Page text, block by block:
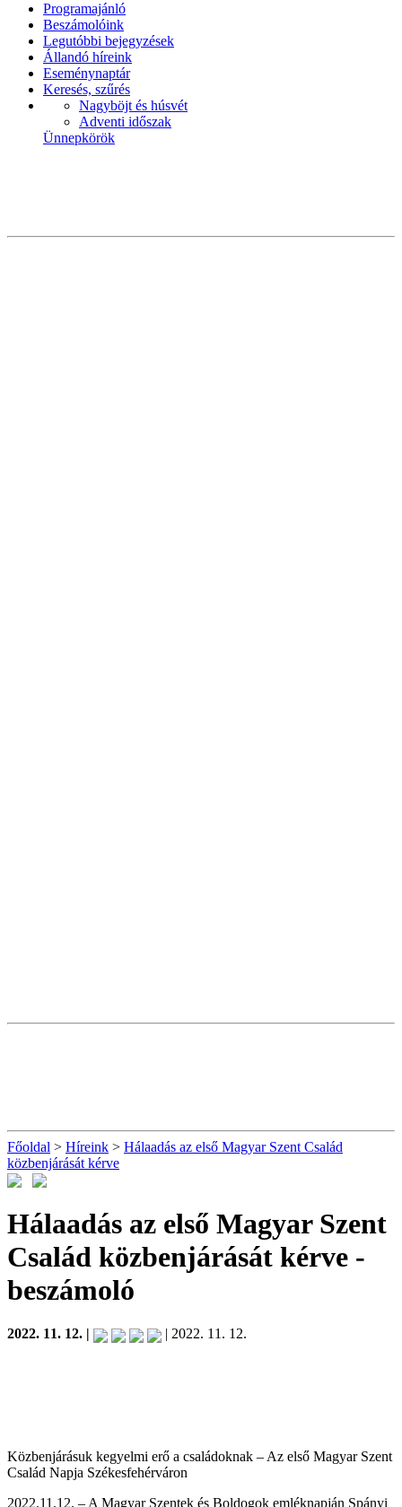
Programajánló
Beszámolóink
Legutóbbi bejegyzések
Állandó híreink
Eseménynaptár
Keresés, szűrés
Nagyböjt és húsvét
Adventi időszak
Ünnepkörök
Főoldal > Híreink > Hálaadás az első Magyar Szent Család
közbenjárását kérve
Hálaadás az első Magyar Szent
Család közbenjárását kérve -
beszámoló
2022. 11. 12. | | 2022. 11. 12.
Közbenjárásuk kegyelmi erő a családoknak – Az első Magyar Szent
Család Napja Székesfehérváron
2022.11.12. – A Magyar Szentek és Boldogok emléknapján Spányi